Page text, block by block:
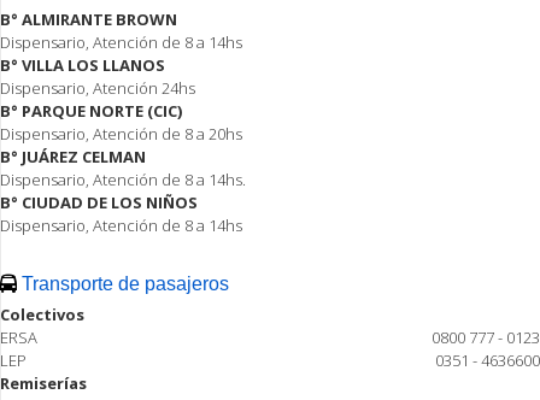
B° ALMIRANTE BROWN
Dispensario, Atención de 8 a 14hs
B° VILLA LOS LLANOS
Dispensario, Atención 24hs
B° PARQUE NORTE (CIC)
Dispensario, Atención de 8 a 20hs
B° JUÁREZ CELMAN
Dispensario, Atención de 8 a 14hs.
B° CIUDAD DE LOS NIÑOS
Dispensario, Atención de 8 a 14hs
Transporte de pasajeros
Colectivos
ERSA
0800 777 - 0123
LEP
0351 - 4636600
Remiserías